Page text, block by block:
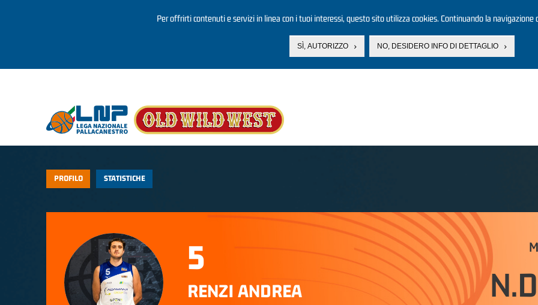
Per offrirti contenuti e servizi in linea con i tuoi interessi, questo sito utilizza cookies. Continuando la navigazione
SÌ, AUTORIZZO NO, DESIDERO INFO DI DETTAGLIO
PROFILO STATISTICHE
5
RENZI ANDREA
N.D